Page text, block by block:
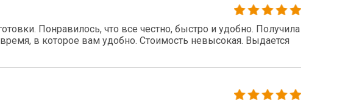
Понравилось, что все честно, быстро и удобно. Получила
в которое вам удобно. Стоимость невысокая. Выдается